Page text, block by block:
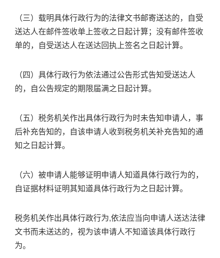
（三）载明具体行政行为的法律文书邮寄送达的，自受
送达人在邮件签收单上签收之日起计算；没有邮件签收
单的，自受送达人在送达回执上签名之日起计算。
（四）具体行政行为依法通过公告形式告知受送达人
的，自公告规定的期限届满之日起计算。
（五）税务机关作出具体行政行为时未告知申请人，事
后补充告知的，自该申请人收到税务机关补充告知的通
知之日起计算。
（六）被申请人能够证明申请人知道具体行政行为的，
自证据材料证明其知道具体行政行为之日起计算。
税务机关作出具体行政行为,依法应当向申请人送达法律
文书而未送达的，视为该申请人不知道该具体行政行
为。